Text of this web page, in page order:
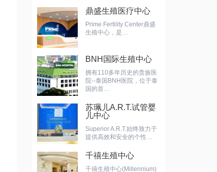
鼎盛生殖医疗中心
Prime Fertility Center鼎盛
生殖中心，是…
BNH国际生殖中心
拥有110多年历史的贵族医
院--泰国BNH医院，位于泰
国的首…
苏珮儿A.R.T.试管婴
儿中心
Superior A.R.T.始终致力于
提供高效和安全的个性…
千禧生殖中心
千禧生殖中心(Millennium)